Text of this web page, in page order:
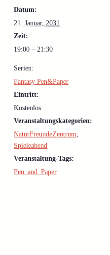
Datum:
21. Januar, 2031
Zeit:
19:00 – 21:30
Serien:
Fantasy Pen&Paper
Eintritt:
Kostenlos
Veranstaltungskategorien:
NaturFreundeZentrum
Spieleabend
Veranstaltung-Tags:
Pen_and_Paper